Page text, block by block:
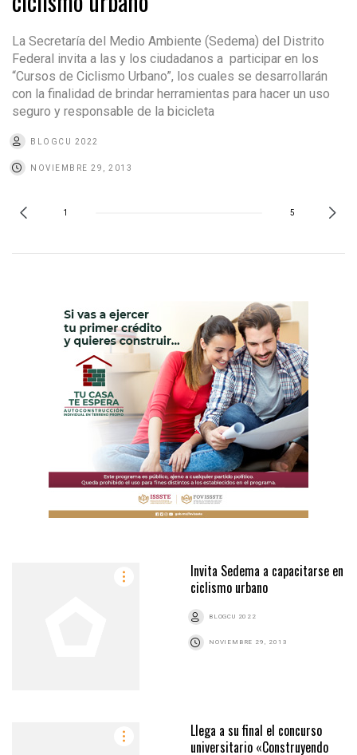
La Secretaría del Medio Ambiente (Sedema) del Distrito
Federal invita a las y los ciudadanos a participar en los
“Cursos de Ciclismo Urbano”, los cuales se desarrollarán
con la finalidad de brindar herramientas para hacer un uso
seguro y responsable de la bicicleta
BLOGCU 2022
NOVIEMBRE 29, 2013
1 5
Invita Sedema a capacitarse en
ciclismo urbano
BLOGCU 2022
NOVIEMBRE 29, 2013
Llega a su final el concurso
universitario «Construyendo